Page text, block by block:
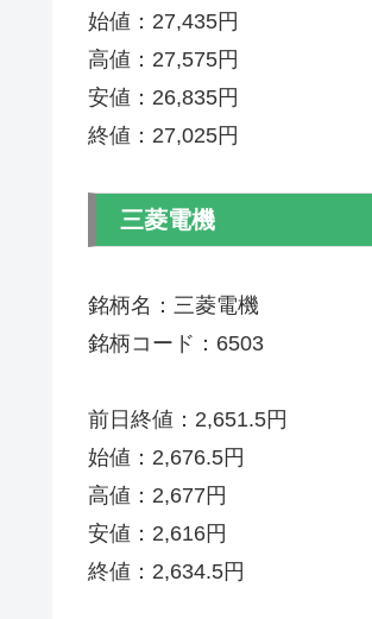
始値：27,435円
高値：27,575円
安値：26,835円
終値：27,025円
三菱電機
銘柄名：三菱電機
銘柄コード：6503
前日終値：2,651.5円
始値：2,676.5円
高値：2,677円
安値：2,616円
終値：2,634.5円